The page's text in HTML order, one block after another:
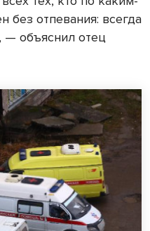
без отпевания: всегда
— объяснил отец